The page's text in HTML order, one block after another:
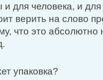
и для человека, и
верить на слово
что это абсолютно
упаковка?